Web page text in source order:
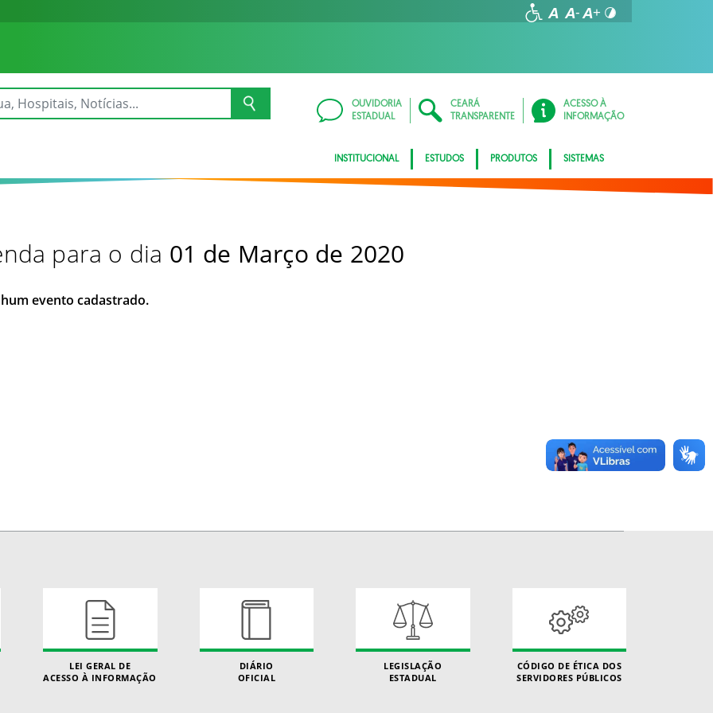
OUVIDORIA
ESTADUAL
CEARÁ
TRANSPARENTE
ACESSO À
INFORMAÇÃO
INSTITUCIONAL ESTUDOS PRODUTOS SISTEMAS
para o dia 01 de Março de 2020
evento cadastrado.
LEI GERAL DE
ACESSO À INFORMAÇÃO
DIÁRIO
OFICIAL
LEGISLAÇÃO
ESTADUAL
CÓDIGO DE ÉTICA DOS
SERVIDORES PÚBLICOS